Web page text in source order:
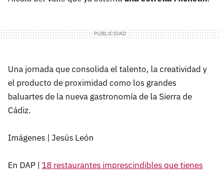
Una jornada que consolida el talento, la creatividad y
el producto de proximidad como los grandes
baluartes de la nueva gastronomía de la Sierra de
Cádiz.
Imágenes | Jesús León
En DAP | 18 restaurantes imprescindibles que tienes